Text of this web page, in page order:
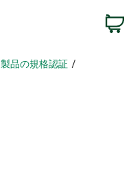
製品​の​規格​認証